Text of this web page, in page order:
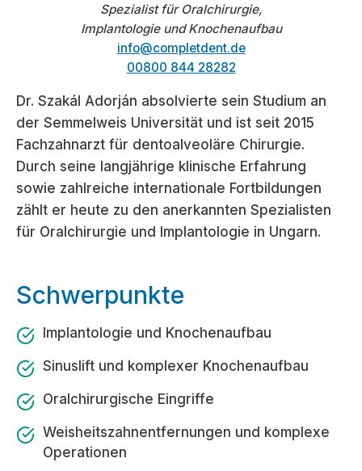
Spezialist für Oralchirurgie,
Implantologie und Knochenaufbau
info@completdent.de
00800 844 28282
Dr. Szakál Adorján absolvierte sein Studium an
der Semmelweis Universität und ist seit 2015
Fachzahnarzt für dentoalveoläre Chirurgie.
Durch seine langjährige klinische Erfahrung
sowie zahlreiche internationale Fortbildungen
zählt er heute zu den anerkannten Spezialisten
für Oralchirurgie und Implantologie in Ungarn.
Schwerpunkte
Implantologie und Knochenaufbau
Sinuslift und komplexer Knochenaufbau
Oralchirurgische Eingriffe
Weisheitszahnentfernungen und komplexe
Operationen